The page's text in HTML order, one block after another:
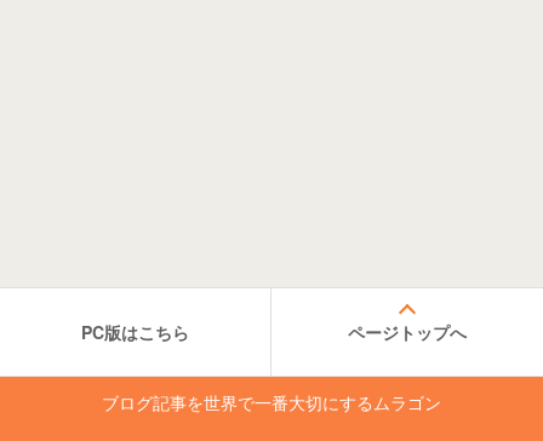
PC版はこちら ページトップへ
ブログ記事を世界で一番大切にするムラゴン